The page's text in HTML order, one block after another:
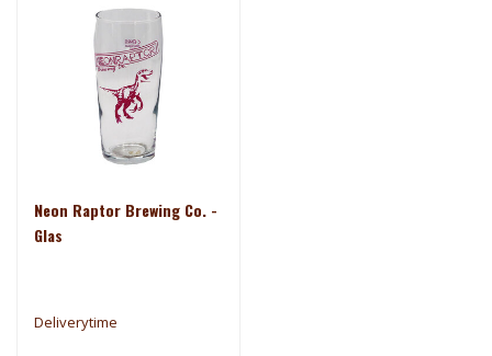
Neon Raptor Brewing Co. -
Glas
Deliverytime